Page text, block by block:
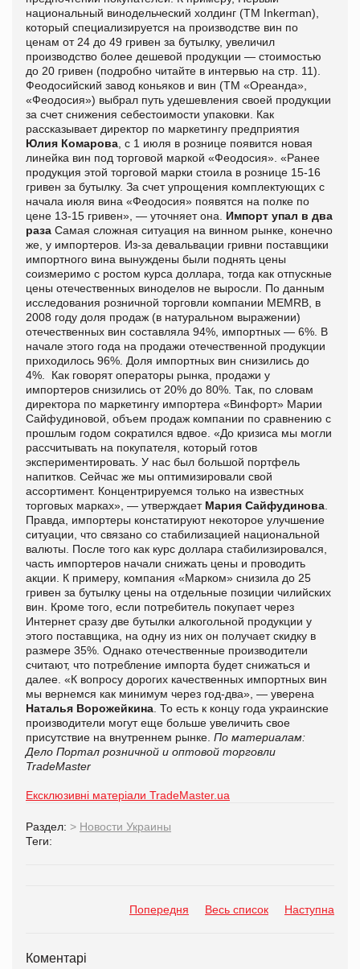
национальный винодельческий холдинг (ТМ Inkerman),
который специализируется на производстве вин по
ценам от 24 до 49 гривен за бутылку, увеличил
производство более дешевой продукции — стоимостью
до 20 гривен (подробно читайте в интервью на стр. 11).
Феодосийский завод коньяков и вин (ТМ «Ореанда»,
«Феодосия») выбрал путь удешевления своей продукции
за счет снижения себестоимости упаковки. Как
рассказывает директор по маркетингу предприятия
Юлия Комарова , с 1 июля в рознице появится новая
линейка вин под торговой маркой «Феодосия». «Ранее
продукция этой торговой марки стоила в рознице 15-16
гривен за бутылку. За счет упрощения комплектующих с
начала июля вина «Феодосия» появятся на полке по
цене 13-15 гривен», — уточняет она. Импорт упал в два
раза Самая сложная ситуация на винном рынке, конечно
же, у импортеров. Из-за девальвации гривни поставщики
импортного вина вынуждены были поднять цены
соизмеримо с ростом курса доллара, тогда как отпускные
цены отечественных виноделов не выросли. По данным
исследования розничной торговли компании MEMRB, в
2008 году доля продаж (в натуральном выражении)
отечественных вин составляла 94%, импортных — 6%. В
начале этого года на продажи отечественной продукции
приходилось 96%. Доля импортных вин снизились до
4%. Как говорят операторы рынка, продажи у
импортеров снизились от 20% до 80%. Так, по словам
директора по маркетингу импортера «Винфорт» Марии
Сайфудиновой, объем продаж компании по сравнению с
прошлым годом сократился вдвое. «До кризиса мы могли
рассчитывать на покупателя, который готов
экспериментировать. У нас был большой портфель
напитков. Сейчас же мы оптимизировали свой
ассортимент. Концентрируемся только на известных
торговых марках», — утверждает Мария Сайфудинова
Правда, импортеры констатируют некоторое улучшение
ситуации, что связано со стабилизацией национальной
валюты. После того как курс доллара стабилизировался,
часть импортеров начали снижать цены и проводить
акции. К примеру, компания «Марком» снизила до 25
гривен за бутылку цены на отдельные позиции чилийских
вин. Кроме того, если потребитель покупает через
Интернет сразу две бутылки алкогольной продукции у
этого поставщика, на одну из них он получает скидку в
размере 35%. Однако отечественные производители
считают, что потребление импорта будет снижаться и
далее. «К вопросу дорогих качественных импортных вин
мы вернемся как минимум через год-два», — уверена
Наталья Ворожейкина . То есть к концу года украинские
производители могут еще больше увеличить свое
присутствие на внутреннем рынке. По материалам:
Дело Портал розничной и оптовой торговли
TradeMaster
Ексклюзивні матеріали TradeMaster.ua
Раздел: > Новости Украины
Теги:
Попередня Весь список Наступна
Коментарі